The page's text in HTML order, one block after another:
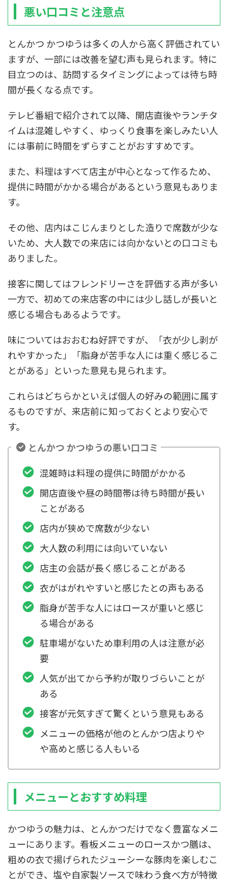
悪い口コミと注意点
とんかつ かつゆうは多くの人から高く評価されてい
ますが、一部には改善を望む声も見られます。特に
目立つのは、訪問するタイミングによっては待ち時
間が長くなる点です。
テレビ番組で紹介されて以降、開店直後やランチタ
イムは混雑しやすく、ゆっくり食事を楽しみたい人
には事前に時間をずらすことがおすすめです。
また、料理はすべて店主が中心となって作るため、
提供に時間がかかる場合があるという意見もありま
す。
その他、店内はこじんまりとした造りで席数が少な
いため、大人数での来店には向かないとの口コミも
ありました。
接客に関してはフレンドリーさを評価する声が多い
一方で、初めての来店客の中には少し話しが長いと
感じる場合もあるようです。
味についてはおおむね好評ですが、「衣が少し剥が
れやすかった」「脂身が苦手な人には重く感じるこ
とがある」といった意見も見られます。
これらはどちらかといえば個人の好みの範囲に属す
るものですが、来店前に知っておくとより安心で
す。
とんかつ かつゆうの悪い口コミ
混雑時は料理の提供に時間がかかる
開店直後や昼の時間帯は待ち時間が長い
ことがある
店内が狭めで席数が少ない
大人数の利用には向いていない
店主の会話が長く感じることがある
衣がはがれやすいと感じたとの声もある
脂身が苦手な人にはロースが重いと感じ
る場合がある
駐車場がないため車利用の人は注意が必
要
人気が出てから予約が取りづらいことが
ある
接客が元気すぎて驚くという意見もある
メニューの価格が他のとんかつ店よりや
や高めと感じる人もいる
メニューとおすすめ料理
かつゆうの魅力は、とんかつだけでなく豊富なメニ
ューにあります。看板メニューのロースかつ膳は、
粗めの衣で揚げられたジューシーな豚肉を楽しむこ
とができ、塩や自家製ソースで味わう食べ方が特徴